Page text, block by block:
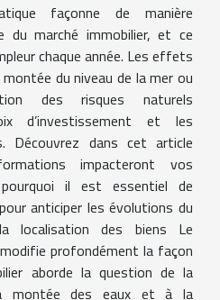
façonne de manière
du marché immobilier, et ce
chaque année. Les effets
du niveau de la mer ou
des risques naturels
d’investissement et les
Découvrez dans cet article
impacteront vos
il est essentiel de
anticiper les évolutions du
localisation des biens Le
profondément la façon
aborde la question de la
montée des eaux et à la